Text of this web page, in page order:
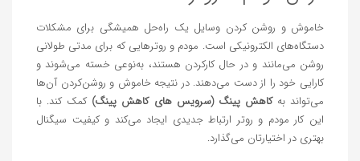
خاموش و روشن کردن وسایل یک راه‌حل همیشگی برای مشکلات
دستگاه‌های الکترونیکی است. مودم و روترهایی که برای مدتی طولانی
روشن می‌مانند و در حال کارکردن هستند، به‌نوعی خسته می‌شوند و
کارایی خود را از دست می‌دهند. در نتیجه خاموش و روشن‌کردن آن‌ها
می‌تواند بهکاهش پینگ (سرویس های کاهش پینگ) کمک کند. با
این کار مودم و روتر ارتباط جدیدی ایجاد می‌کند و کیفیت سیگنال
بهتری در اختیارتان می‌گذارد.